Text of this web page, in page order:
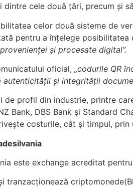
dintre cele două țări, precum și
celor două sisteme de
pentru a înțelege posibilitatea
și procesate digital”.
oficial, codurile QR
autenticității și integrității
de profil din industrie, printre
Bank, DBS Bank și Standard
costurile, cât și timpul,
este exchange acreditat
tranzacționează